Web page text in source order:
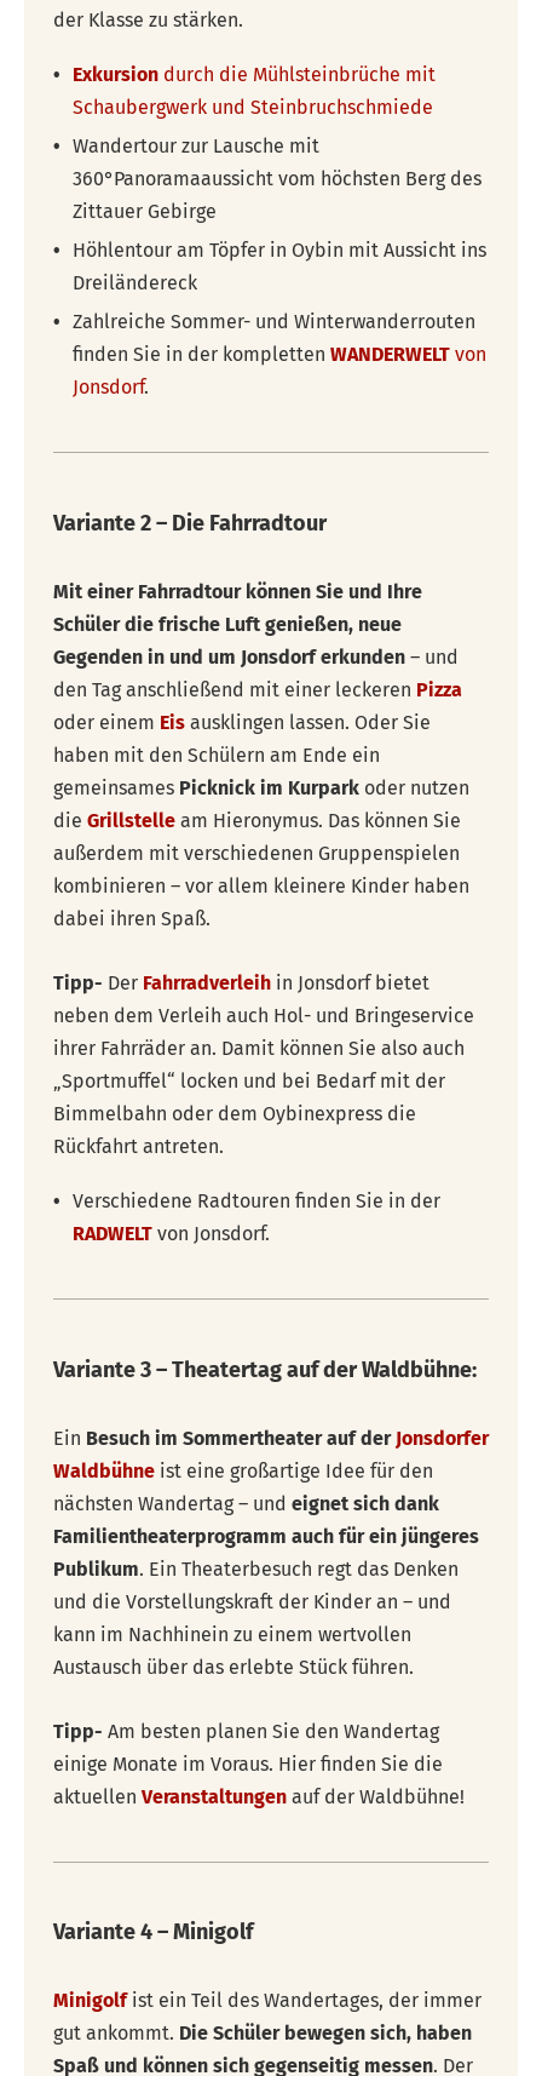
der Klasse zu stärken.
Exkursion durch die Mühlsteinbrüche mit
Schaubergwerk und Steinbruchschmiede
Wandertour zur Lausche mit
360°Panoramaaussicht vom höchsten Berg des
Zittauer Gebirge
Höhlentour am Töpfer in Oybin mit Aussicht ins
Dreiländereck
Zahlreiche Sommer- und Winterwanderrouten
finden Sie in der kompletten WANDERWELT von
Jonsdorf.
Variante 2 – Die Fahrradtour
Mit einer Fahrradtour können Sie und Ihre
Schüler die frische Luft genießen, neue
Gegenden in und um Jonsdorf erkunden – und
den Tag anschließend mit einer leckeren Pizza
oder einem Eis ausklingen lassen. Oder Sie
haben mit den Schülern am Ende ein
gemeinsames Picknick im Kurpark oder nutzen
die Grillstelle am Hieronymus. Das können Sie
außerdem mit verschiedenen Gruppenspielen
kombinieren – vor allem kleinere Kinder haben
dabei ihren Spaß.
Tipp- Der Fahrradverleih in Jonsdorf bietet
neben dem Verleih auch Hol- und Bringeservice
ihrer Fahrräder an. Damit können Sie also auch
„Sportmuffel“ locken und bei Bedarf mit der
Bimmelbahn oder dem Oybinexpress die
Rückfahrt antreten.
Verschiedene Radtouren finden Sie in der
RADWELT von Jonsdorf.
Variante 3 – Theatertag auf der Waldbühne:
Ein Besuch im Sommertheater auf der Jonsdorfer
Waldbühne ist eine großartige Idee für den
nächsten Wandertag – und eignet sich dank
Familientheaterprogramm auch für ein jüngeres
Publikum. Ein Theaterbesuch regt das Denken
und die Vorstellungskraft der Kinder an – und
kann im Nachhinein zu einem wertvollen
Austausch über das erlebte Stück führen.
Tipp- Am besten planen Sie den Wandertag
einige Monate im Voraus. Hier finden Sie die
aktuellen Veranstaltungen auf der Waldbühne!
Variante 4 – Minigolf
Minigolfist ein Teil des Wandertages, der immer
gut ankommt. Die Schüler bewegen sich, haben
Spaß und können sich gegenseitig messen. Der